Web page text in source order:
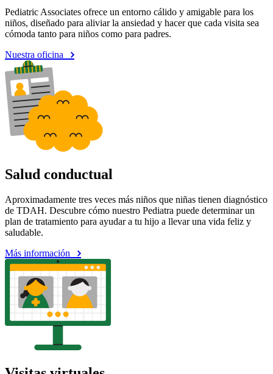
Pediatric Associates ofrece un entorno cálido y amigable para los
niños, diseñado para aliviar la ansiedad y hacer que cada visita sea
cómoda tanto para niños como para padres.
Nuestra oficina
Salud conductual
Aproximadamente tres veces más niños que niñas tienen diagnóstico
de TDAH. Descubre cómo nuestro Pediatra puede determinar un
plan de tratamiento para ayudar a tu hijo a llevar una vida feliz y
saludable.
Más información